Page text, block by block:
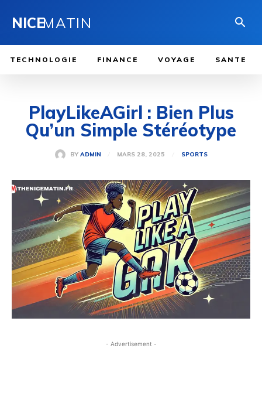
NICEMATIN
TECHNOLOGIE FINANCE VOYAGE SANTE
PlayLikeAGirl : Bien Plus
Qu’un Simple Stéréotype
BY ADMIN MARS 28, 2025 SPORTS
- Advertisement -